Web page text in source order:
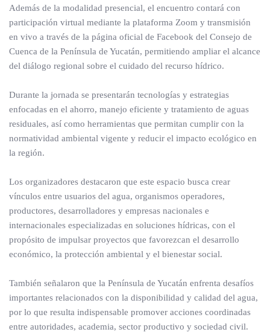
Además de la modalidad presencial, el encuentro contará con
participación virtual mediante la plataforma Zoom y transmisión
en vivo a través de la página oficial de Facebook del Consejo de
Cuenca de la Península de Yucatán, permitiendo ampliar el alcance
del diálogo regional sobre el cuidado del recurso hídrico.
Durante la jornada se presentarán tecnologías y estrategias
enfocadas en el ahorro, manejo eficiente y tratamiento de aguas
residuales, así como herramientas que permitan cumplir con la
normatividad ambiental vigente y reducir el impacto ecológico en
la región.
Los organizadores destacaron que este espacio busca crear
vínculos entre usuarios del agua, organismos operadores,
productores, desarrolladores y empresas nacionales e
internacionales especializadas en soluciones hídricas, con el
propósito de impulsar proyectos que favorezcan el desarrollo
económico, la protección ambiental y el bienestar social.
También señalaron que la Península de Yucatán enfrenta desafíos
importantes relacionados con la disponibilidad y calidad del agua,
por lo que resulta indispensable promover acciones coordinadas
entre autoridades, academia, sector productivo y sociedad civil.